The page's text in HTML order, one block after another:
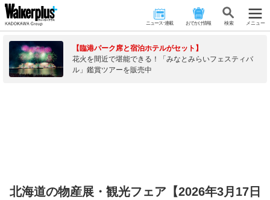
ニュース･連載 おでかけ情報 検 索 メニュー
【臨港パーク席と宿泊ホテルがセット】
花火を間近で堪能できる！「みなとみらいフェスティバ
ル」鑑賞ツアーを販売中
北海道の物産展・観光フェア【2026年3月17日